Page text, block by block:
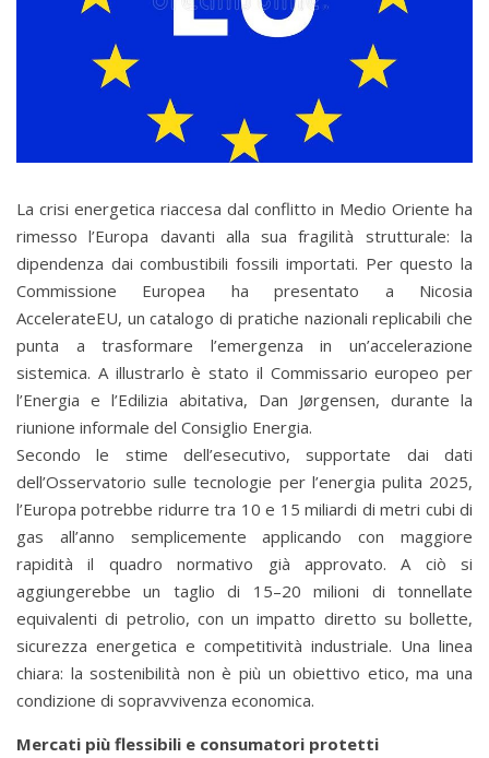
La crisi energetica riaccesa dal conflitto in Medio Oriente ha
rimesso l’Europa davanti alla sua fragilità strutturale: la
dipendenza dai combustibili fossili importati. Per questo la
Commissione Europea ha presentato a Nicosia
AccelerateEU, un catalogo di pratiche nazionali replicabili che
punta a trasformare l’emergenza in un’accelerazione
sistemica. A illustrarlo è stato il Commissario europeo per
l’Energia e l’Edilizia abitativa, Dan Jørgensen, durante la
riunione informale del Consiglio Energia.
Secondo le stime dell’esecutivo, supportate dai dati
dell’Osservatorio sulle tecnologie per l’energia pulita 2025,
l’Europa potrebbe ridurre tra 10 e 15 miliardi di metri cubi di
gas all’anno semplicemente applicando con maggiore
rapidità il quadro normativo già approvato. A ciò si
aggiungerebbe un taglio di 15–20 milioni di tonnellate
equivalenti di petrolio, con un impatto diretto su bollette,
sicurezza energetica e competitività industriale. Una linea
chiara: la sostenibilità non è più un obiettivo etico, ma una
condizione di sopravvivenza economica.
Mercati più flessibili e consumatori protetti